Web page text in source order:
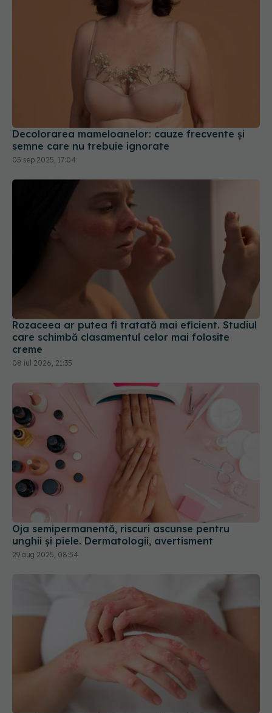
Decolorarea mameloanelor: cauze frecvente și
semne care nu trebuie ignorate
05 sep 2025, 17:04
Rozaceea ar putea fi tratată mai eficient. Studiul
care schimbă clasamentul celor mai folosite
creme
08 iul 2026, 21:35
Oja semipermanentă, riscuri ascunse pentru
unghii și piele. Dermatologii, avertisment
29 aug 2025, 08:54